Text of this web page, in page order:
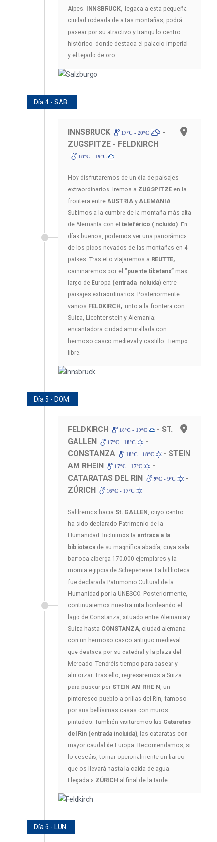
Alpes. INNSBRUCK, llegada a esta pequeña
ciudad rodeada de altas montañas, podrá
pasear por su atractivo y tranquilo centro
histórico, donde destaca el palacio imperial
y el tejado de oro.
Día 4 - SAB.
INNSBRUCK 17ºC - 20ºC
-
ZUGSPITZE - FELDKIRCH
18ºC - 19ºC
Hoy disfrutaremos de un día de paisajes
extraordinarios. Iremos a ZUGSPITZE en la
frontera entre AUSTRIA y ALEMANIA.
Subimos a la cumbre de la montaña más alta
de Alemania con el teleférico (incluido). En
días buenos, podemos ver una panorámica
de los picos nevados de las montañas en 4
países. Tras ello viajaremos a REUTTE,
caminaremos por el “puente tibetano” mas
largo de Europa (entrada incluida) entre
paisajes extraordinarios. Posteriormente
vamos FELDKIRCH, junto a la frontera con
Suiza, Liechtenstein y Alemania;
encantadora ciudad amurallada con
hermoso casco medieval y castillo. Tiempo
libre.
Día 5 - DOM.
FELDKIRCH 18ºC - 19ºC
- ST.
GALLEN
17ºC - 18ºC
-
CONSTANZA
18ºC - 18ºC
- STEIN
AM RHEIN
17ºC - 17ºC
-
CATARATAS DEL RIN
9ºC - 9ºC
-
ZÚRICH
16ºC - 17ºC
Saldremos hacia St. GALLEN, cuyo centro
ha sido declarado Patrimonio de la
Humanidad. Incluimos la entrada a la
biblioteca de su magnífica abadía, cuya sala
barroca alberga 170.000 ejemplares y la
momia egipcia de Schepenese. La biblioteca
fue declarada Patrimonio Cultural de la
Humanidad por la UNESCO. Posteriormente,
continuaremos nuestra ruta bordeando el
lago de Constanza, situado entre Alemania y
Suiza hasta CONSTANZA, ciudad alemana
con un hermoso casco antiguo medieval
que destaca por su catedral y la plaza del
Mercado. Tendréis tiempo para pasear y
almorzar. Tras ello, regresaremos a Suiza
para pasear por STEIN AM RHEIN, un
pintoresco pueblo a orillas del Rin, famoso
por sus bellísimas casas con muros
pintados. También visitaremos las Cataratas
del Rin (entrada incluida), las cataratas con
mayor caudal de Europa. Recomendamos, si
lo deseáis, tomar opcionalmente un barco
que os llevará hasta la caída de agua.
Llegada a ZÚRICH al final de la tarde.
Día 6 - LUN.